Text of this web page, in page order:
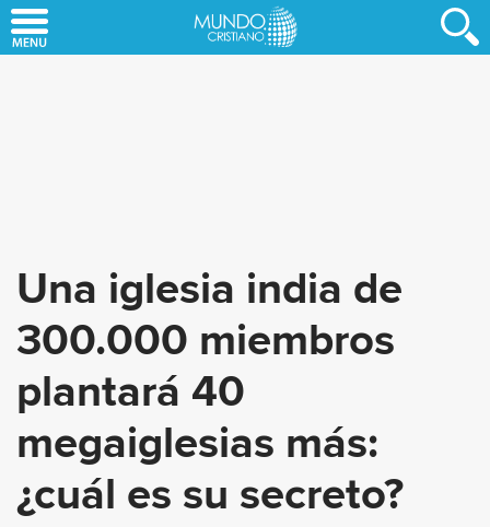
to
Una iglesia india de
300.000 miembros
plantará 40
megaiglesias más:
¿cuál es su secreto?